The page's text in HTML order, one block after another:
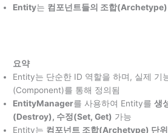
Entity는 컴포넌트들의 조합(Archetype)
요약
Entity는 단순한 ID 역할을 하며, 실제 기
(Component)를 통해 정의됨
EntityManager를 사용하여 Entity를생
(Destroy), 수정(Set, Get) 가능
Entity는 컴포넌트 조합(Archetype) 단